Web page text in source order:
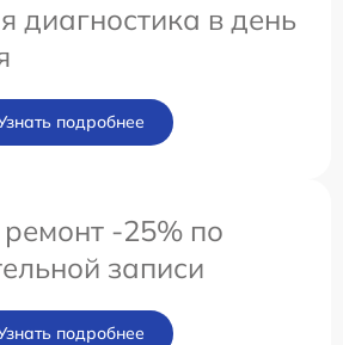
диагностика в день
подробнее
-25% по
записи
подробнее